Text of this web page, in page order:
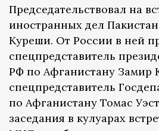
Председательствовал на
иностранных дел
Куреши. От России в ней
спецпредставитель
РФ по Афганистану Замир
спецпредставитель
по Афганистану Томас
заседания в кулуарах